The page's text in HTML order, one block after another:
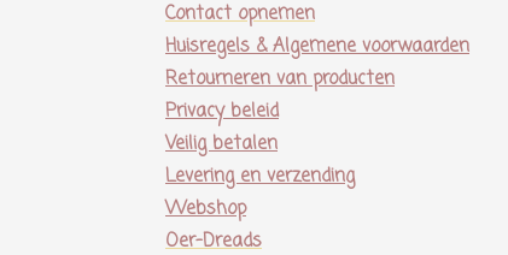
Contact opnemen
Huisregels & Algemene voorwaarden
Retourneren van producten
Privacy beleid
Veilig betalen
Levering en verzending
Webshop
Oer-Dreads